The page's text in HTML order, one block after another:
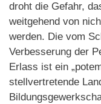
droht die Gefahr,
weitgehend von
werden. Die vom
Verbesserung der
Erlass ist ein
stellvertretende